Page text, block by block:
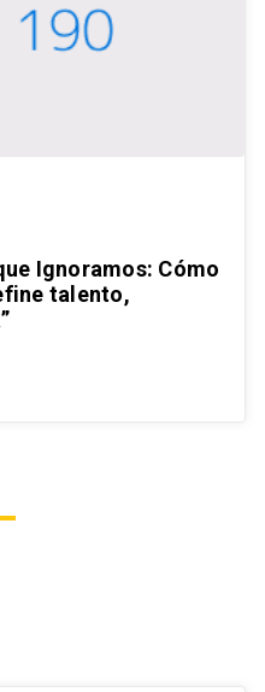
Ignoramos: Cómo
talento,